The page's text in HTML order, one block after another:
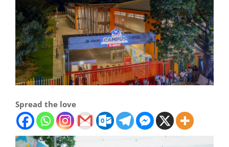
Spread the love